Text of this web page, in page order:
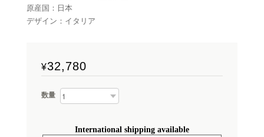
原産国：日本
デザイン：イタリア
¥32,780
数量
International shipping available